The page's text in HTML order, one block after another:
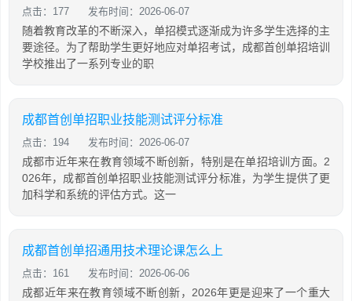
点击：177 发布时间：2026-06-07
随着教育改革的不断深入，单招模式逐渐成为许多学生选择的主
要途径。为了帮助学生更好地应对单招考试，成都首创单招培训
学校推出了一系列专业的职
成都首创单招职业技能测试评分标准
点击：194 发布时间：2026-06-07
成都市近年来在教育领域不断创新，特别是在单招培训方面。2
026年，成都首创单招职业技能测试评分标准，为学生提供了更
加科学和系统的评估方式。这一
成都首创单招通用技术理论课怎么上
点击：161 发布时间：2026-06-06
成都近年来在教育领域不断创新，2026年更是迎来了一个重大